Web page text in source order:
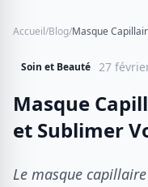
Accueil/Blog/
Soin et Beauté 27
Masque
et Sublimer
Le masque